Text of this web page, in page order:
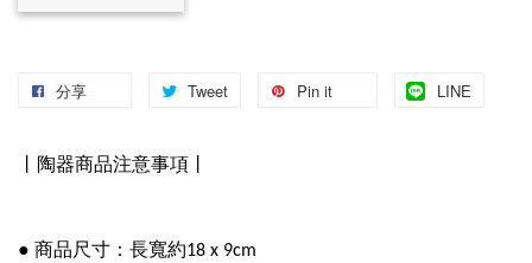
分享 Tweet Pin it LINE
丨陶器商品注意事項丨
● 商品尺寸：長寬約18 x 9cm